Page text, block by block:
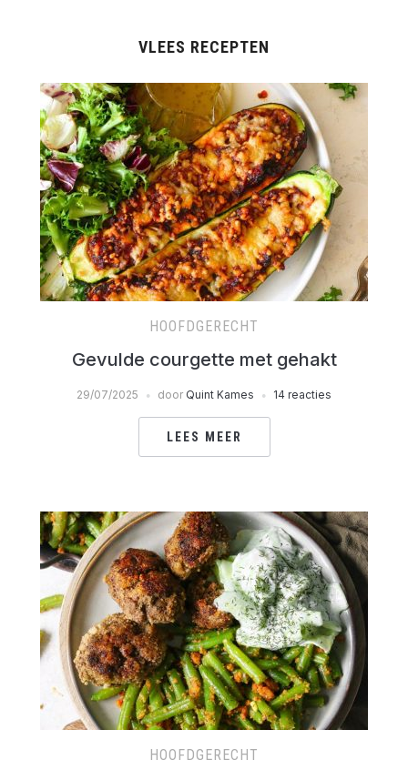
VLEES RECEPTEN
HOOFDGERECHT
Gevulde courgette met gehakt
29/07/2025 door Quint Kames 14 reacties
LEES MEER
HOOFDGERECHT